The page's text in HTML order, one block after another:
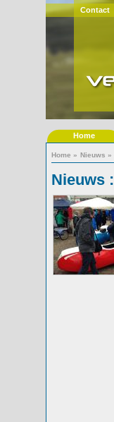
Contact
Home
Home » Nieuws »
Nieuws